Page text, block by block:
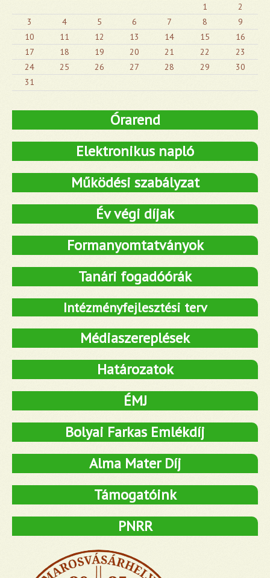
1
2
3
4 5 6 7 8
9
10
11 12 13 14 15
16
17
18 19 20 21 22
23
24
25 26 27 28 29
30
31
Órarend
Elektronikus napló
Működési szabályzat
Év végi díjak
Formanyomtatványok
Tanári fogadóórák
Intézményfejlesztési terv
Médiaszereplések
Határozatok
ÉMJ
Bolyai Farkas Emlékdíj
Alma Mater Díj
Támogatóink
PNRR